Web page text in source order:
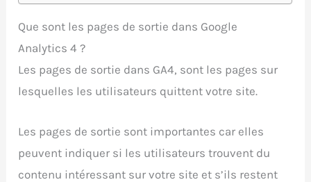
Que sont les pages de sortie dans Google
Analytics 4 ?
Les pages de sortie dans GA4, sont les pages sur
lesquelles les utilisateurs quittent votre site.
Les pages de sortie sont importantes car elles
peuvent indiquer si les utilisateurs trouvent du
contenu intéressant sur votre site et s’ils restent